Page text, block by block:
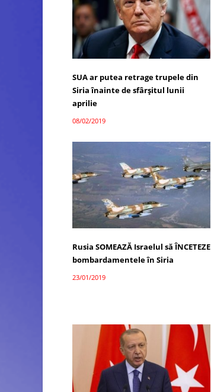
SUA ar putea retrage trupele din
Siria înainte de sfârşitul lunii
aprilie
08/02/2019
Rusia SOMEAZĂ Israelul să ÎNCETEZE
bombardamentele în Siria
23/01/2019